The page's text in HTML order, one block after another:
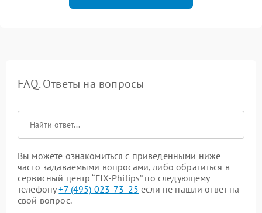
FAQ. Ответы на вопросы
Вы можете ознакомиться с приведенными ниже
часто задаваемыми вопросами, либо обратиться в
сервисный центр “FIX-Philips” по следующему
телефону+7 (495) 023-73-25 если не нашли ответ на
свой вопрос.